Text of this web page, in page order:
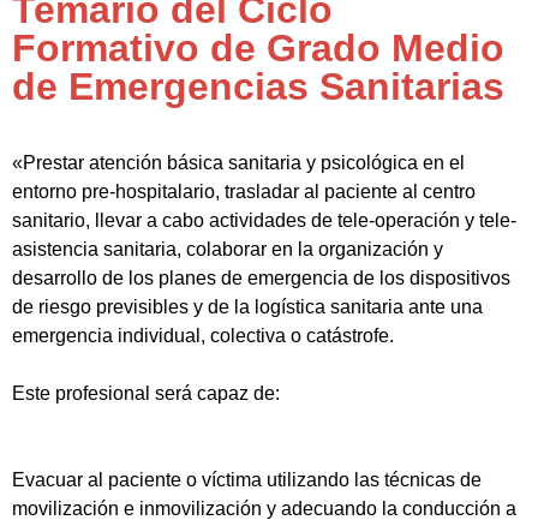
Temario del Ciclo
Formativo de Grado Medio
de Emergencias Sanitarias
«Prestar atención básica sanitaria y psicológica en el
entorno pre-hospitalario, trasladar al paciente al centro
sanitario, llevar a cabo actividades de tele-operación y tele-
asistencia sanitaria, colaborar en la organización y
desarrollo de los planes de emergencia de los dispositivos
de riesgo previsibles y de la logística sanitaria ante una
emergencia individual, colectiva o catástrofe.
Este profesional será capaz de:
Evacuar al paciente o víctima utilizando las técnicas de
movilización e inmovilización y adecuando la conducción a